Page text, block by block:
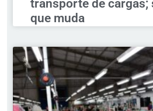
transporte de cargas;
que muda